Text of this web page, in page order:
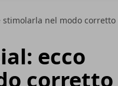
stimolarla nel modo corretto
ecco
corretto